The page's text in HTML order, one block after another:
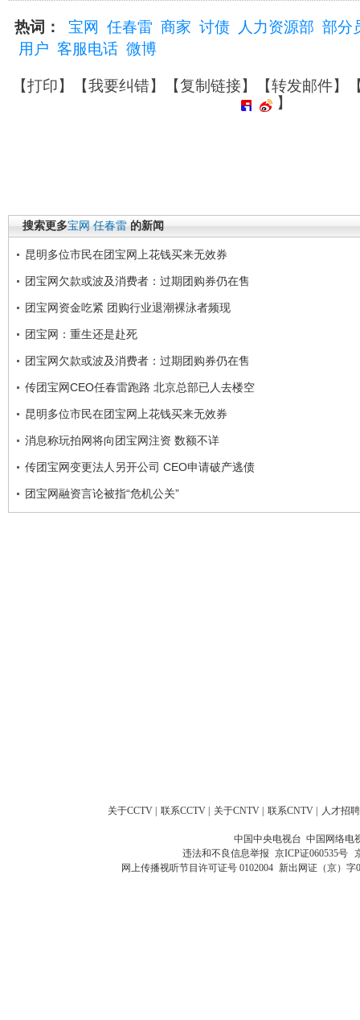
热词： 宝网 任春雷 商家 讨债 人力资源部 部分
用户 客服电话 微博
【打印】【我要纠错】【复制链接】【转发邮件】
】
搜索更多宝网 任春雷 的新闻
昆明多位市民在团宝网上花钱买来无效券
团宝网欠款或波及消费者：过期团购券仍在售
团宝网资金吃紧 团购行业退潮裸泳者频现
团宝网：重生还是赴死
团宝网欠款或波及消费者：过期团购券仍在售
传团宝网CEO任春雷跑路 北京总部已人去楼空
昆明多位市民在团宝网上花钱买来无效券
消息称玩拍网将向团宝网注资 数额不详
传团宝网变更法人另开公司 CEO申请破产逃债
团宝网融资言论被指“危机公关”
关于CCTV 联系CCTV 关于CNTV 联系CNTV 人才招聘
中国中央电视台 中国网络电
违法和不良信息举报 京ICP证060535号
网上传播视听节目许可证号 0102004 新出网证（京）